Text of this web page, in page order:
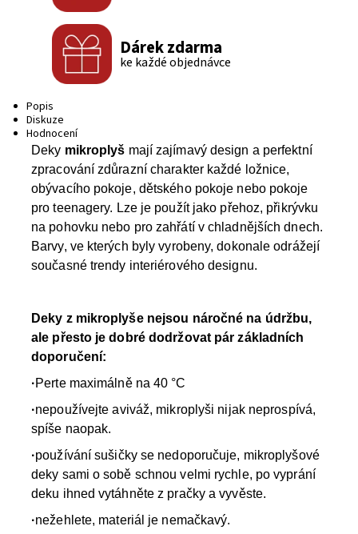
Dárek zdarma
ke každé objednávce
Popis
Diskuze
Hodnocení
Deky mikroplyš mají zajímavý design a perfektní
zpracování zdůrazní charakter každé ložnice,
obývacího pokoje, dětského pokoje nebo pokoje
pro teenagery. Lze je použít jako přehoz, přikrývku
na pohovku nebo pro zahřátí v chladnějších dnech.
Barvy, ve kterých byly vyrobeny, dokonale odrážejí
současné trendy interiérového designu.
Deky z mikroplyše nejsou náročné na údržbu,
ale přesto je dobré dodržovat pár základních
doporučení:
·Perte maximálně na 40 °C
·nepoužívejte aviváž, mikroplyši nijak neprospívá,
spíše naopak.
·používání sušičky se nedoporučuje, mikroplyšové
deky sami o sobě schnou velmi rychle, po vyprání
deku ihned vytáhněte z pračky a vyvěste.
·nežehlete, materiál je nemačkavý.